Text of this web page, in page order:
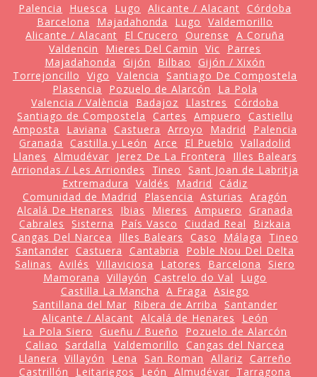
Palencia Huesca Lugo Alicante / Alacant
Córdoba
Barcelona
Majadahonda Lugo
Valdemorillo
Alicante / Alacant
El Crucero Ourense
A Coruña
Valdencin
Mieres Del Camin Vic
Parres
Majadahonda
Gijón Bilbao
Gijón / Xixón
Torrejoncillo
Vigo Valencia
Santiago De Compostela
Plasencia
Pozuelo de Alarcón
La Pola
Valencia / València
Badajoz Llastres
Córdoba
Santiago de Compostela
Cartes Ampuero
Castiellu
Amposta
Laviana Castuera Arroyo Madrid
Palencia
Granada
Castilla y León Arce El Pueblo
Valladolid
Llanes
Almudévar Jerez De La Frontera
Illes Balears
Arriondas / Les Arriondes
Tineo
Sant Joan de Labritja
Extremadura
Valdés Madrid
Cádiz
Comunidad de Madrid
Plasencia Asturias
Aragón
Alcalá De Henares
Ibias Mieres Ampuero
Granada
Cabrales
Sisterna País Vasco Ciudad Real
Bizkaia
Cangas Del Narcea
Illes Balears Caso Málaga
Tineo
Santander
Castuera Cantabria
Poble Nou Del Delta
Salinas
Avilés Villaviciosa Latores Barcelona
Siero
Mamorana
Villayón Castrelo do Val
Lugo
Castilla La Mancha
A Fraga
Asiego
Santillana del Mar
Ribera de Arriba
Santander
Alicante / Alacant Alcalá de Henares
León
La Pola Siero
Gueñu / Bueño
Pozuelo de Alarcón
Caliao
Sardalla Valdemorillo
Cangas del Narcea
Llanera
Villayón Lena San Roman Allariz
Carreño
Castrillón
Leitariegos León Almudévar
Tarragona